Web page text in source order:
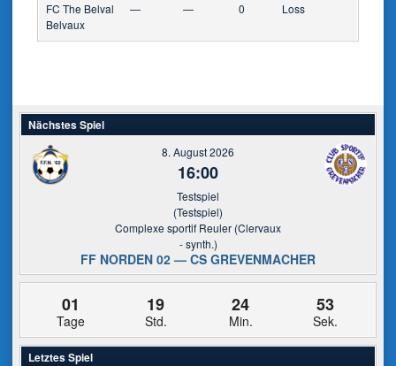
FC The Belval
Belvaux
— — 0 Loss
Nächstes Spiel
8. August 2026
16:00
Testspiel
(Testspiel)
Complexe sportif Reuler (Clervaux
- synth.)
FF NORDEN 02 — CS GREVENMACHER
01
Tage
19
Std.
24
Min.
53
Sek.
Letztes Spiel